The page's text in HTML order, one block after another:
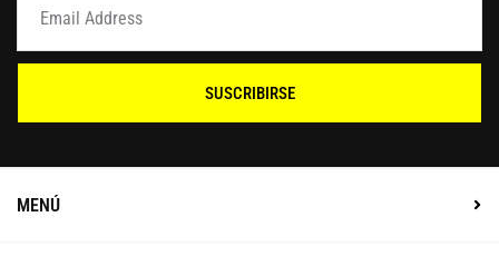
SUSCRIBIRSE
MENÚ